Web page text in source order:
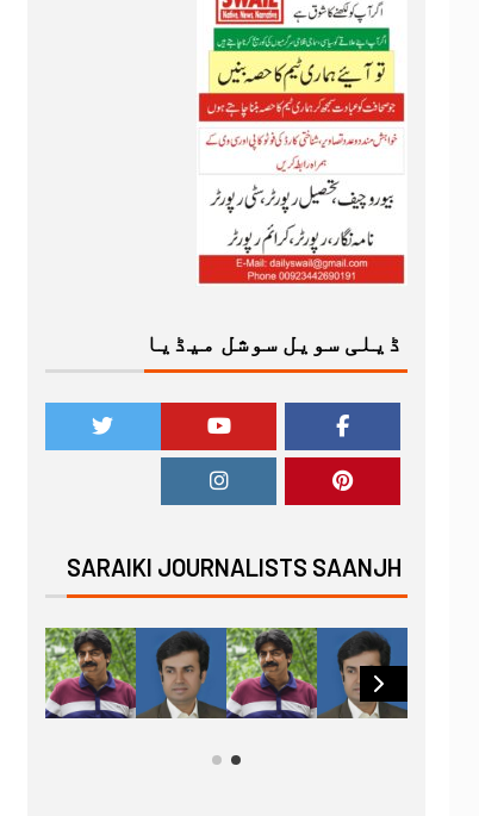
ڈیلی سویل سوشل میڈیا
SARAIKI JOURNALISTS SAANJH